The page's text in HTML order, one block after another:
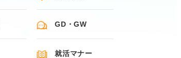
GD・GW
就活マナー